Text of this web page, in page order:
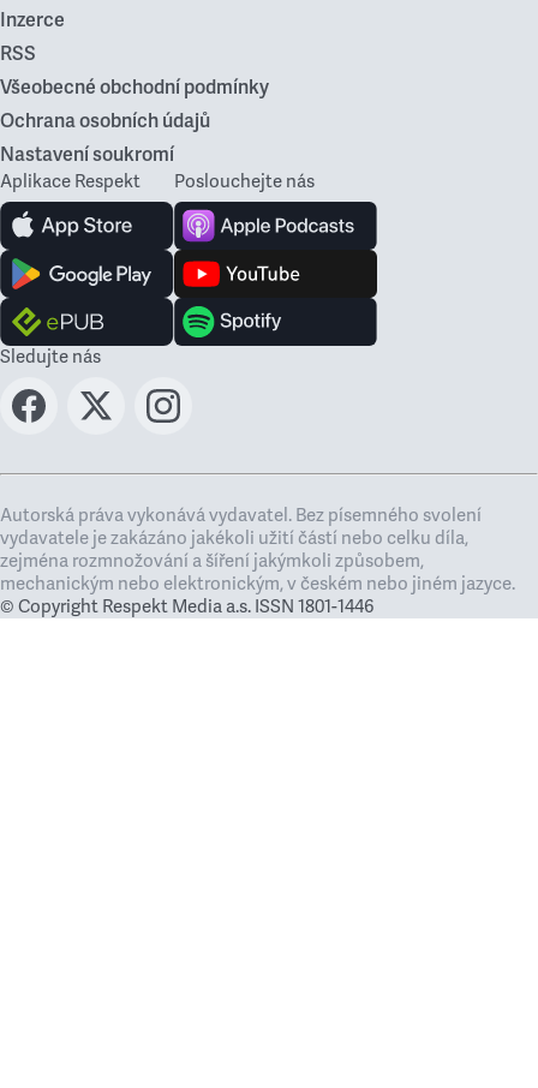
Inzerce
RSS
Všeobecné obchodní podmínky
Ochrana osobních údajů
Nastavení soukromí
Aplikace Respekt Poslouchejte nás
Sledujte nás
Autorská práva vykonává vydavatel. Bez písemného svolení
vydavatele je zakázáno jakékoli užití částí nebo celku díla,
zejména rozmnožování a šíření jakýmkoli způsobem,
mechanickým nebo elektronickým, v českém nebo jiném jazyce.
© Copyright Respekt Media a.s. ISSN 1801-1446